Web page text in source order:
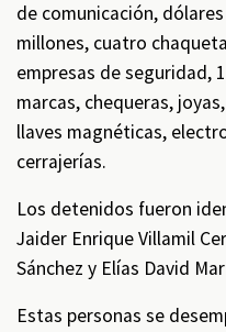
de comunicación,
millones, cuatro
empresas de seguridad,
marcas, chequeras,
llaves magnéticas,
cerrajerías.
Los detenidos fueron
Jaider Enrique Villamil
Sánchez y Elías David
Estas personas se